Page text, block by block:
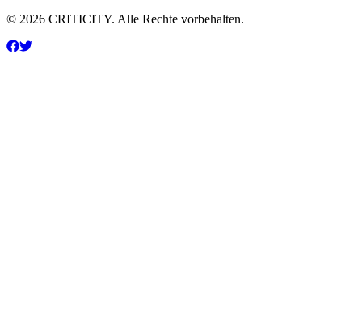
© 2026 CRITICITY. Alle Rechte vorbehalten.